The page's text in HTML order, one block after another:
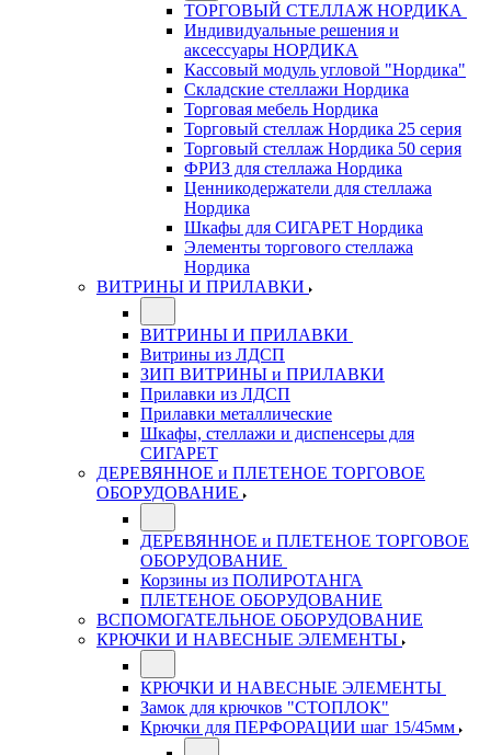
ТОРГОВЫЙ СТЕЛЛАЖ НОРДИКА
Индивидуальные решения и
аксессуары НОРДИКА
Кассовый модуль угловой "Нордика"
Складские стеллажи Нордика
Торговая мебель Нордика
Торговый стеллаж Нордика 25 серия
Торговый стеллаж Нордика 50 серия
ФРИЗ для стеллажа Нордика
Ценникодержатели для стеллажа
Нордика
Шкафы для СИГАРЕТ Нордика
Элементы торгового стеллажа
Нордика
ВИТРИНЫ И ПРИЛАВКИ
ВИТРИНЫ И ПРИЛАВКИ
Витрины из ЛДСП
ЗИП ВИТРИНЫ и ПРИЛАВКИ
Прилавки из ЛДСП
Прилавки металлические
Шкафы, стеллажи и диспенсеры для
СИГАРЕТ
ДЕРЕВЯННОЕ и ПЛЕТЕНОЕ ТОРГОВОЕ
ОБОРУДОВАНИЕ
ДЕРЕВЯННОЕ и ПЛЕТЕНОЕ ТОРГОВОЕ
ОБОРУДОВАНИЕ
Корзины из ПОЛИРОТАНГА
ПЛЕТЕНОЕ ОБОРУДОВАНИЕ
ВСПОМОГАТЕЛЬНОЕ ОБОРУДОВАНИЕ
КРЮЧКИ И НАВЕСНЫЕ ЭЛЕМЕНТЫ
КРЮЧКИ И НАВЕСНЫЕ ЭЛЕМЕНТЫ
Замок для крючков "СТОПЛОК"
Крючки для ПЕРФОРАЦИИ шаг 15/45мм